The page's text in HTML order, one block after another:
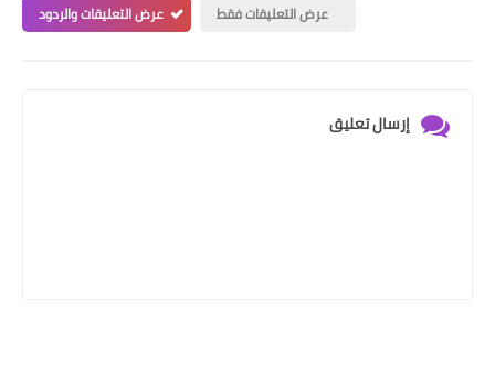
عرض التعليقات فقط
عرض التعليقات والردود
إرسال تعليق